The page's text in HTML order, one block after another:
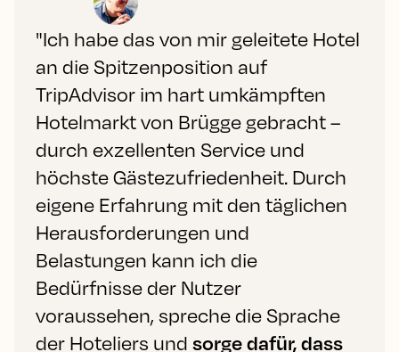
"Ich habe das von mir geleitete Hotel
an die Spitzenposition auf
TripAdvisor im hart umkämpften
Hotelmarkt von Brügge gebracht –
durch exzellenten Service und
höchste Gästezufriedenheit. Durch
eigene Erfahrung mit den täglichen
Herausforderungen und
Belastungen kann ich die
Bedürfnisse der Nutzer
voraussehen, spreche die Sprache
der Hoteliers und sorge dafür, dass